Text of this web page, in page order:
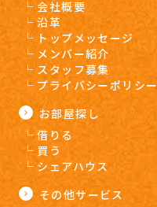
会社概要
沿革
トップメッセージ
メンバー紹介
スタッフ募集
プライバシーポリシー
お部屋探し
借りる
買う
シェアハウス
その他サービス